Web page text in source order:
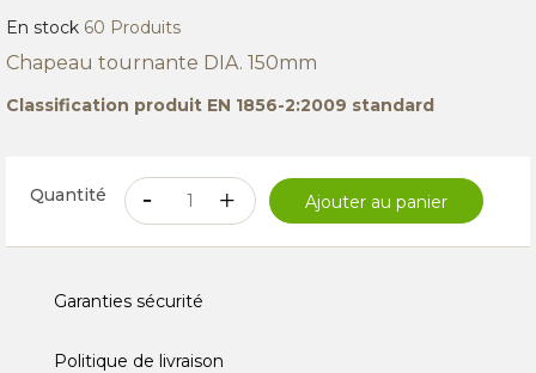
En stock 60 Produits
Chapeau tournante DIA. 150mm
Classification produit EN 1856-2:2009 standard
Quantité Ajouter au panier
Garanties sécurité
Politique de livraison